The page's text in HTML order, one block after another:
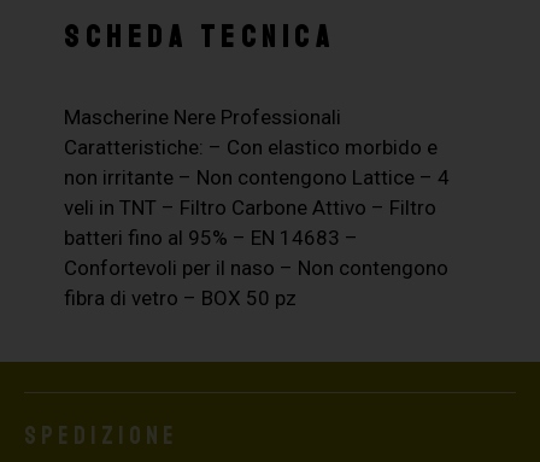
SCHEDA TECNICA
Mascherine Nere Professionali
Caratteristiche: – Con elastico morbido e
non irritante – Non contengono Lattice – 4
veli in TNT – Filtro Carbone Attivo – Filtro
batteri fino al 95% – EN 14683 –
Confortevoli per il naso – Non contengono
fibra di vetro – BOX 50 pz
Spedizione